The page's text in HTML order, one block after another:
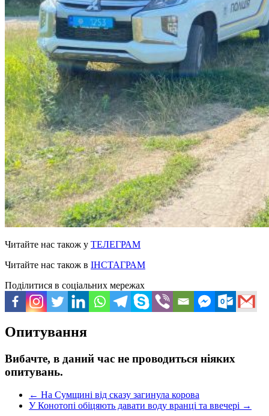
Читайте нас також у ТЕЛЕГРАМ
Читайте нас також в ІНСТАГРАМ
Поділитися в соціальних мережах
Опитування
Вибачте, в даний час не проводиться ніяких
опитувань.
← На Сумщині від сказу загинула корова
У Конотопі обіцяють давати воду вранці та ввечері →